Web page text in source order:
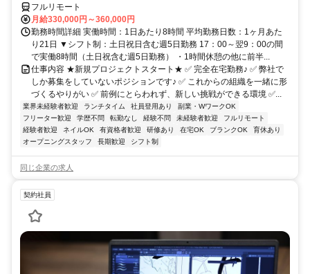
フルリモート
月給330,000円～360,000円
勤務時間詳細 実働時間：1日あたり8時間 平均勤務日数：1ヶ月あた
り21日 ▼シフト制：土日祝日含む週5日勤務 17：00～翌9：00の間
で実働8時間（土日祝含む週5日勤務） ・1時間休憩の他に前半...
仕事内容 ★新規プロジェクトスタート★ ✅ 完全在宅勤務♪ ✅ 弊社で
しか募集をしていないポジションです♪ ✅ これからの組織を一緒に形
づくるやりがい ✅ 前例にとらわれず、新しい挑戦ができる環境 ✅...
業界未経験者歓迎 ランチタイム 社員登用あり
副業・WワークOK
フリーター歓迎
学歴不問 転勤なし 経験不問 未経験者歓迎
フルリモート
経験者歓迎
ネイルOK 有資格者歓迎 研修あり 在宅OK ブランクOK
育休あり
オープニングスタッフ
長期歓迎 シフト制
同じ企業の求人
契約社員